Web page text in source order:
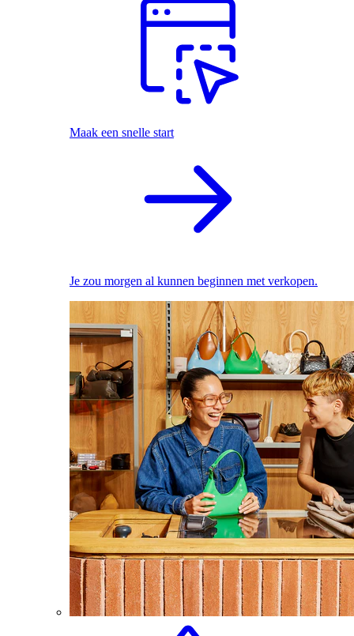
Maak een snelle start
Je zou morgen al kunnen beginnen met verkopen.